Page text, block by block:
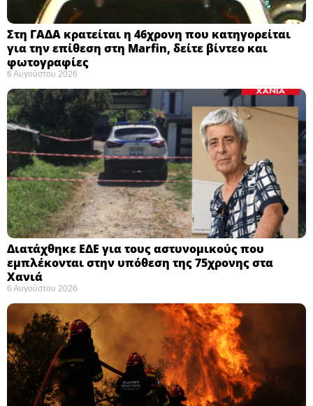
Στη ΓΑΔΑ κρατείται η 46χρονη που κατηγορείται
για την επίθεση στη Marfin, δείτε βίντεο και
φωτογραφίες
6 Αυγούστου 2026
Διατάχθηκε ΕΔΕ για τους αστυνομικούς που
εμπλέκονται στην υπόθεση της 75χρονης στα
Χανιά
6 Αυγούστου 2026